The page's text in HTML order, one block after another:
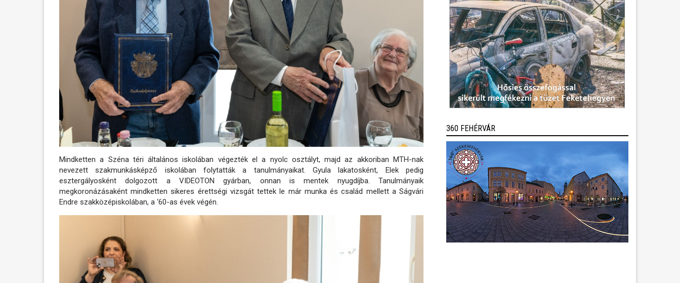
Mindketten a Széna téri általános iskolában végezték el a nyolc osztályt, majd az akkoriban MTH-nak
nevezett szakmunkásképző iskolában folytatták a tanulmányaikat. Gyula lakatosként, Elek pedig
esztergályosként dolgozott a VIDEOTON gyárban, onnan is mentek nyugdíjba. Tanulmányaik
megkoronázásaként mindketten sikeres érettségi vizsgát tettek le már munka és család mellett a Ságvári
Endre szakközépiskolában, a ‘60-as évek végén.
360 FEHÉRVÁR